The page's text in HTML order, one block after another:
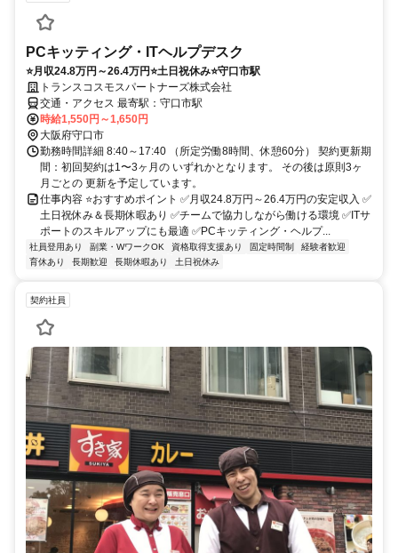
PCキッティング・ITヘルプデスク
⭐月収24.8万円～26.4万円⭐土日祝休み⭐守口市駅
トランスコスモスパートナーズ株式会社
交通・アクセス 最寄駅：守口市駅
時給1,550円～1,650円
大阪府守口市
勤務時間詳細 8:40～17:40 （所定労働8時間、休憩60分） 契約更新期
間：初回契約は1〜3ヶ月の いずれかとなります。 その後は原則3ヶ
月ごとの 更新を予定しています。
仕事内容 ⭐おすすめポイント ✅月収24.8万円～26.4万円の安定収入 ✅
土日祝休み＆長期休暇あり ✅チームで協力しながら働ける環境 ✅ITサ
ポートのスキルアップにも最適 ✅PCキッティング・ヘルプ...
社員登用あり 副業・WワークOK 資格取得支援あり 固定時間制
経験者歓迎
育休あり
長期歓迎 長期休暇あり 土日祝休み
契約社員